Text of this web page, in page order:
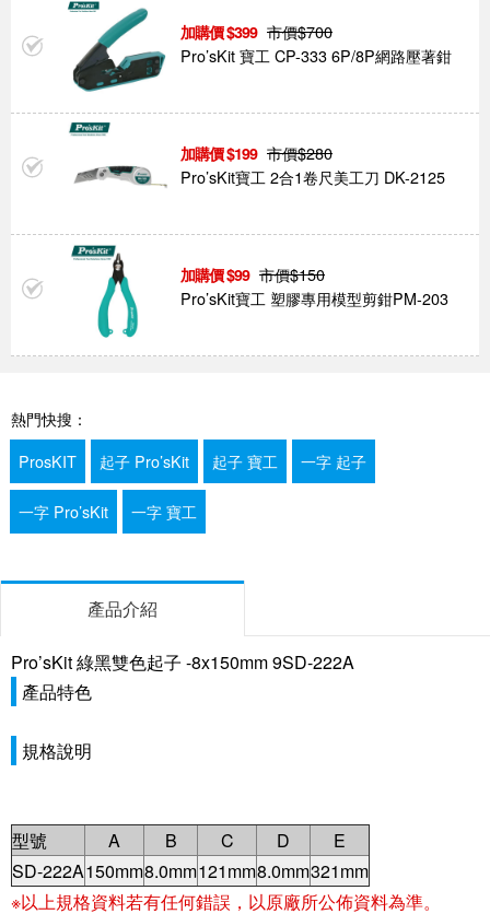
399 市價$700
Pro’sKit 寶工 CP-333 6P/8P網路壓著鉗
199 市價$280
Pro’sKit寶工 2合1卷尺美工刀 DK-2125
99 市價$150
Pro’sKit寶工 塑膠專用模型剪鉗PM-203
熱門快搜：
ProsKIT
起子 Pro’sKit 起子 寶工 一字 起子
一字 Pro’sKit 一字 寶工
產品介紹
Pro’sKit 綠黑雙色起子 -8x150mm 9SD-222A
產品特色
規格說明
型號 A B C D
E
SD-222A150mm8.0mm121mm8.0mm321mm
※以上規格資料若有任何錯誤，以原廠所公佈資料為準。